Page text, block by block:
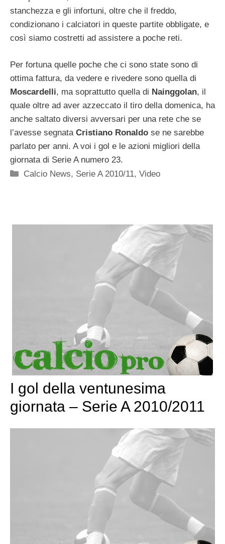
stanchezza e gli infortuni, oltre che il freddo,
condizionano i calciatori in queste partite obbligate, e
così siamo costretti ad assistere a poche reti.
Per fortuna quelle poche che ci sono state sono di
ottima fattura, da vedere e rivedere sono quella di
Moscardelli, ma soprattutto quella di Nainggolan, il
quale oltre ad aver azzeccato il tiro della domenica, ha
anche saltato diversi avversari per una rete che se
l’avesse segnata Cristiano Ronaldo se ne sarebbe
parlato per anni. A voi i gol e le azioni migliori della
giornata di Serie A numero 23.
Categorie
Calcio News, Serie A 2010/11,Video
I gol della ventunesima
giornata – Serie A 2010/2011